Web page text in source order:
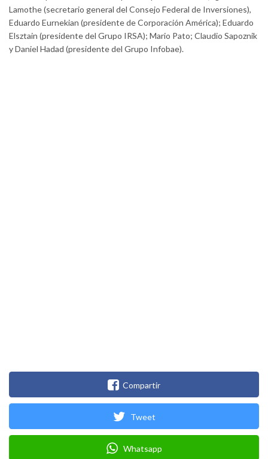
Lamothe (secretario general del Consejo Federal de Inversiones),
Eduardo Eurnekian (presidente de Corporación América); Eduardo
Elsztain (presidente del Grupo IRSA); Mario Pato; Claudio Sapoznik
y Daniel Hadad (presidente del Grupo Infobae).
Compartir
Tweet
Whatsapp